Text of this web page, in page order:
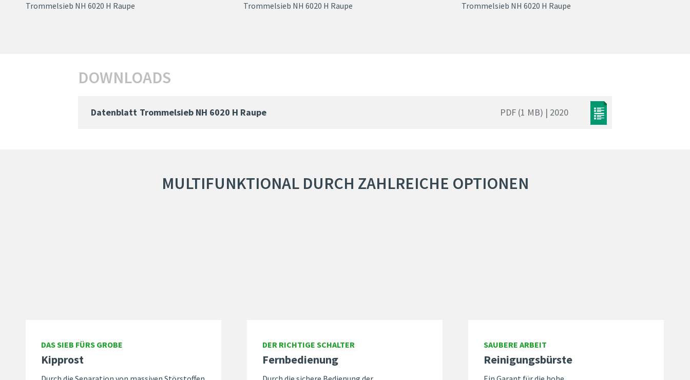
Trommelsieb NH 6020 H Raupe Trommelsieb NH 6020 H Raupe Trommelsieb NH 6020 H Raupe
DOWNLOADS
Datenblatt Trommelsieb NH 6020 H Raupe PDF (1 MB) | 2020
MULTIFUNKTIONAL DURCH ZAHLREICHE OPTIONEN
DAS SIEB FÜRS GROBE
Kipprost
DER RICHTIGE SCHALTER
Fernbedienung
SAUBERE ARBEIT
Reinigungsbürste